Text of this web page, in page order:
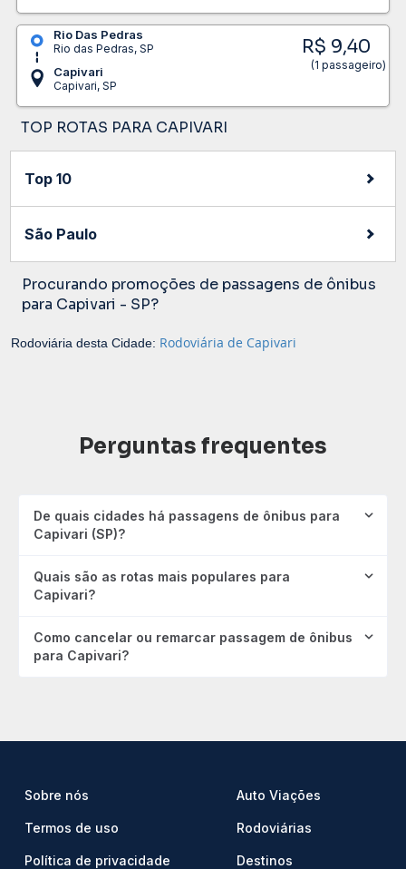
Rio Das Pedras
Rio das Pedras, SP
Capivari
Capivari, SP
R$ 9,40
(1 passageiro)
TOP ROTAS PARA CAPIVARI
Top 10
São Paulo
Procurando promoções de passagens de ônibus
para Capivari - SP?
Rodoviária desta Cidade: Rodoviária de Capivari
Perguntas frequentes
De quais cidades há passagens de ônibus para
Capivari (SP)?
Quais são as rotas mais populares para
Capivari?
Como cancelar ou remarcar passagem de ônibus
para Capivari?
Sobre nós
Termos de uso
Política de privacidade
Auto Viações
Rodoviárias
Destinos